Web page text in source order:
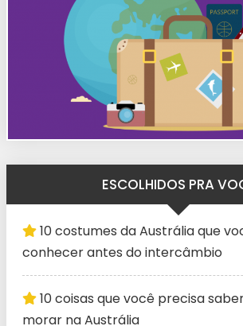
ESCOLHIDOS PRA
10 costumes da Austrália que
conhecer antes do intercâmbio
10 coisas que você precisa
morar na Austrália